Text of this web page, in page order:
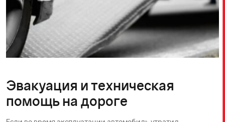
Эвакуация и техническая
помощь на дороге